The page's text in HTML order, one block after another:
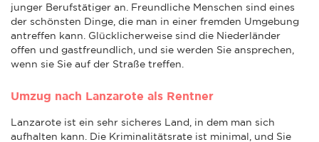
junger Berufstätiger an. Freundliche Menschen sind eines
der schönsten Dinge, die man in einer fremden Umgebung
antreffen kann. Glücklicherweise sind die Niederländer
offen und gastfreundlich, und sie werden Sie ansprechen,
wenn sie Sie auf der Straße treffen.
Umzug nach Lanzarote als Rentner
Lanzarote ist ein sehr sicheres Land, in dem man sich
aufhalten kann. Die Kriminalitätsrate ist minimal, und Sie